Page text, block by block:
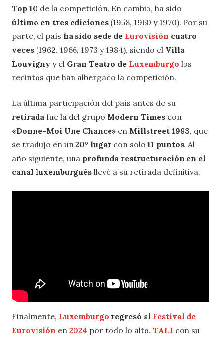
Top 10 de la competición. En cambio, ha sido
último en tres ediciones (1958, 1960 y 1970). Por su
parte, el país ha sido sede de Eurovisión cuatro
veces (1962, 1966, 1973 y 1984), siendo el Villa
Louvigny y el Gran Teatro de Luxemburgo los
recintos que han albergado la competición.
La última participación del país antes de su
retirada fue la del grupo Modern Times con
«Donne-Moi Une Chance» en Millstreet 1993, que
se tradujo en un 20º lugar con solo 11 puntos. Al
año siguiente, una profunda restructuración en el
canal luxemburgués llevó a su retirada definitiva.
Finalmente, Luxemburgo regresó al Festival de
Eurovisión en 2024 por todo lo alto. TALI con su